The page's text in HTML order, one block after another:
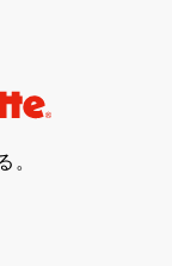
。